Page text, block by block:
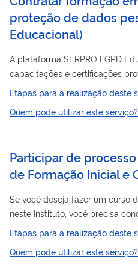
proteção de dados
Educacional)
A plataforma SERPRO LGPD Educacional oferece
capacitações e certificações
Privacidade e Proteção de
Etapas para a realização deste
Quem pode utilizar este serviço?
Participar de
de Formação Inicial e
Se você deseja fazer um curso
neste Instituto, você precisa
deste serviço.
Etapas para a realização deste
Quem pode utilizar este serviço?